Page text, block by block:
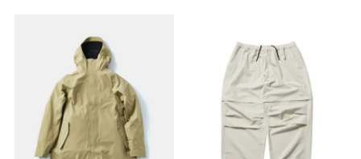
オモテ：CORDURA® Ballisticナイロン（防水）/ ウ
ラ：ナイロン（撥水）
【CORDURA® Ballisticナイロンについて】
摩耗、引き裂き、擦り切れに強く、日常生活における使用に対して優れた耐久
性と持続性を提供するCORDURA® fabricのなかでも、特に強度に優れた
ウレタンフォーム内蔵の背面に配置した滑り止めの機能を果たすブランド
身体に接地する素材は吸水速乾性に優れたクールマックス™を採用
13インチ対応のPCスリーブ
ウレタンフォームと樹脂パネルを組み合わせたパネルを配置したドキュメ